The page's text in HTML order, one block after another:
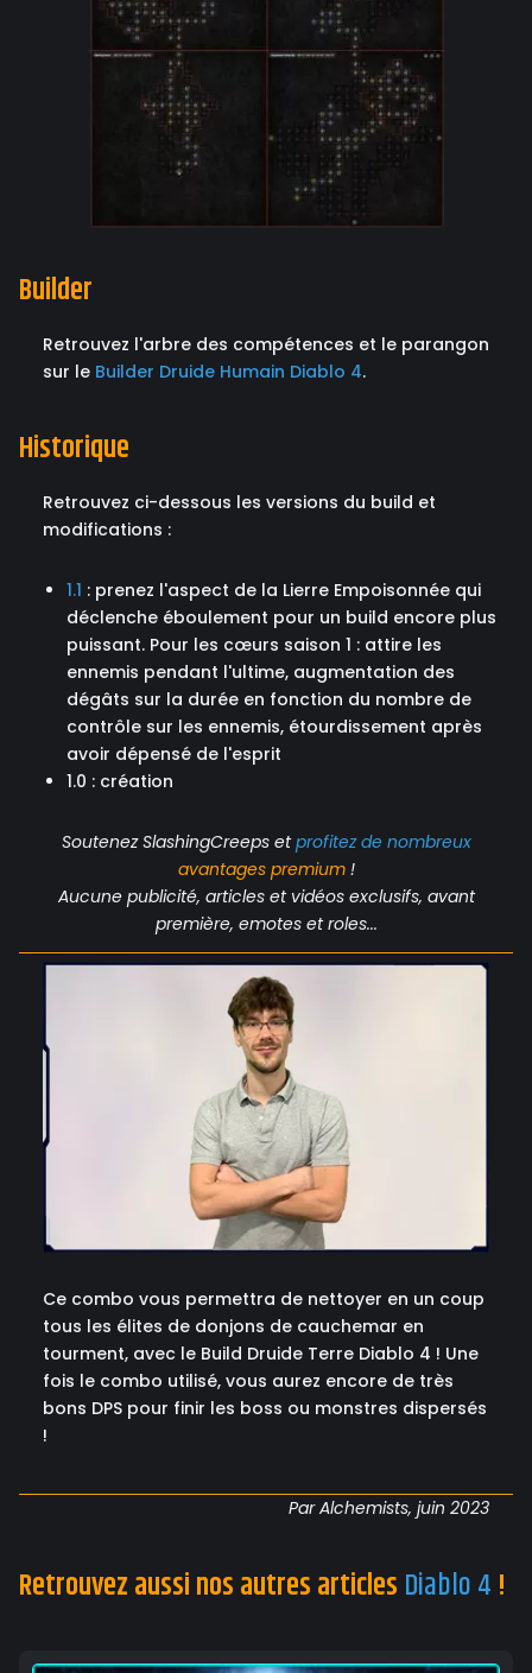
Builder
Retrouvez l'arbre des compétences et le parangon
sur le Builder Druide Humain Diablo 4.
Historique
Retrouvez ci-dessous les versions du build et
modifications :
1.1 : prenez l'aspect de la Lierre Empoisonnée qui
déclenche éboulement pour un build encore plus
puissant. Pour les cœurs saison 1 : attire les
ennemis pendant l'ultime, augmentation des
dégâts sur la durée en fonction du nombre de
contrôle sur les ennemis, étourdissement après
avoir dépensé de l'esprit
1.0 : création
Soutenez SlashingCreeps etprofitez de nombreux
avantagespremium!
Aucune publicité, articles et vidéos exclusifs, avant
première, emotes et roles...
Ce combo vous permettra de nettoyer en un coup
tous les élites de donjons de cauchemar en
tourment, avec le Build Druide Terre Diablo 4 ! Une
fois le combo utilisé, vous aurez encore de très
bons DPS pour finir les boss ou monstres dispersés
!
Par Alchemists, juin 2023
Retrouvez aussi nos autres articles Diablo 4 !